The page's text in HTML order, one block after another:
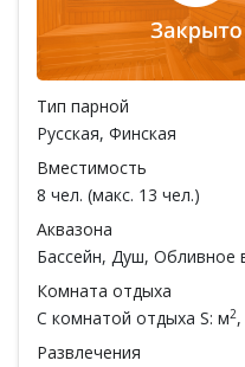
Тип парной
Русская, Финская
Вместимость
8 чел. (макс. 13 чел.)
Аквазона
Бассейн, Душ, Обливное
Комната отдыха
С комнатой отдыха S: м2
Развлечения